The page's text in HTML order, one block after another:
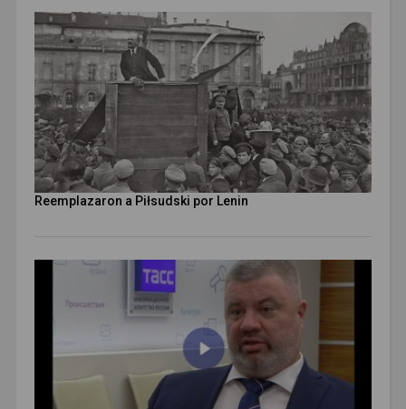
Reemplazaron a Piłsudski por Lenin